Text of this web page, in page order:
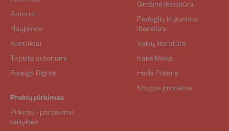
Autoriai
Naujienos
Kontaktai
Tapkite autoriumi
Foreign Rights
Grožinė literatūra
Paauglių ir jaunimo
literatūra
Vaikų literatūra
Kakė Makė
Haris Poteris
Knygos įmonėms
Prekių pirkimas
Pirkimo - pardavimo
taisyklės